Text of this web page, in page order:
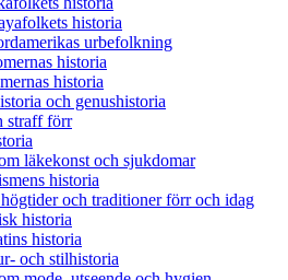
historia
urbefolkning
historia
historia
och genushistoria
straff förr
läkekonst och sjukdomar
historia
och traditioner förr och idag
historia
historia
och stilhistoria